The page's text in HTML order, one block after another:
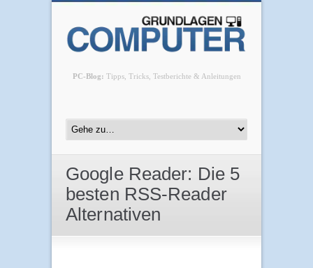
PC-Blog: Tipps, Tricks, Testberichte & Anleitungen
Google Reader: Die 5
besten RSS-Reader
Alternativen